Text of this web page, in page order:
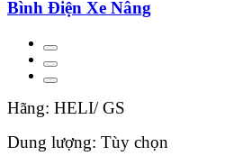
Bình Điện Xe Nâng
Hãng: HELI/ GS
Dung lượng: Tùy chọn